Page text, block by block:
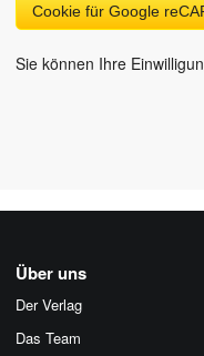
Cookie für Google
Sie können Ihre
Über uns
Der Verlag
Das Team